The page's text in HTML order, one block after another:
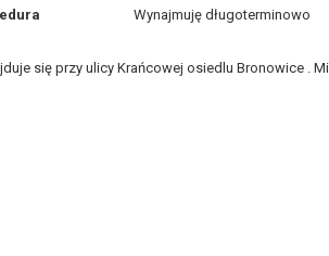
Wynajmuję długoterminowo
się przy ulicy Krańcowej osiedlu Bronowice .